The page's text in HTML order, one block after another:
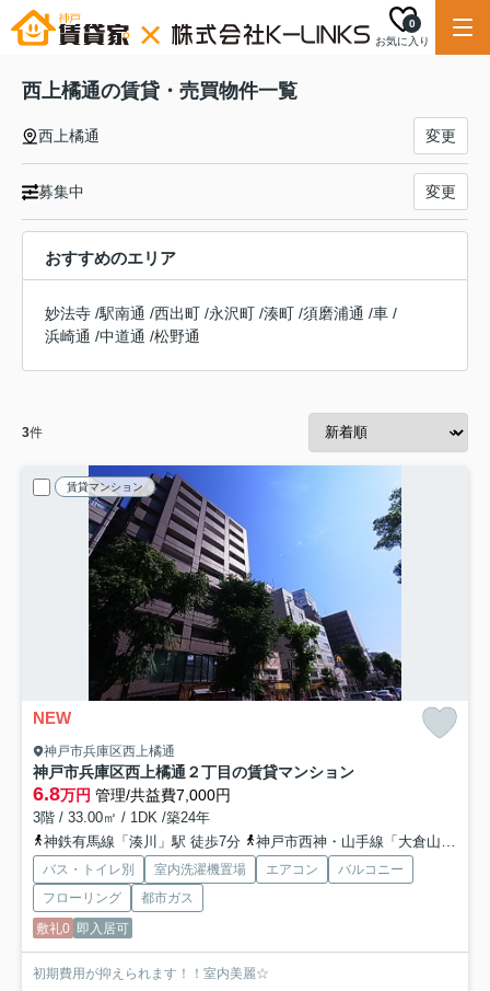
お気に入り
0
西上橘通の賃貸・売買物件一覧
西上橘通 変更
募集中 変更
おすすめのエリア
妙法寺 /駅南通 /西出町 /永沢町 /湊町 /須磨浦通 /車 /
浜崎通 /中道通 /松野通
3件
賃貸マンション
NEW
神戸市兵庫区西上橘通
神戸市兵庫区西上橘通２丁目の賃貸マンション
6.8万円 管理/共益費7,000円
3階 / 33.00㎡ / 1DK /築24年
神鉄有馬線「湊川」駅 徒歩7分
神戸市西神・山手線「大倉山」駅 徒歩8分
バス・トイレ別 室内洗濯機置場 エアコン
バルコニー
フローリング
都市ガス
敷礼0 即入居可
初期費用が抑えられます！！室内美麗☆